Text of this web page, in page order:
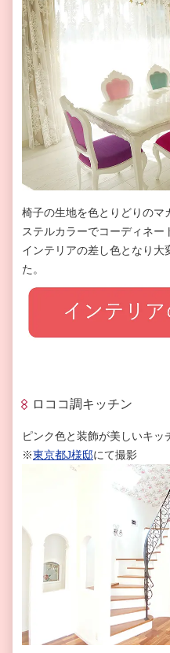
椅子の生地を色とりどりのマ
ステルカラーでコーディネー
インテリアの差し色となり大
た。
ロココ調キッチン
ピンク色と装飾が美しいキッ
※東京都J様邸にて撮影